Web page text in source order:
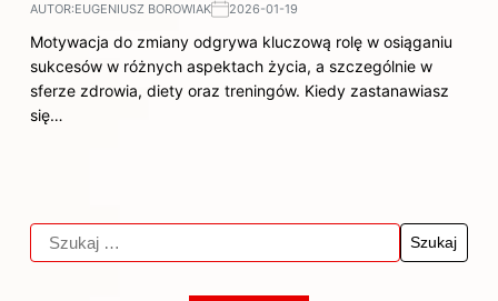
AUTOR:EUGENIUSZ BOROWIAK 2026-01-19
Motywacja do zmiany odgrywa kluczową rolę w osiąganiu
sukcesów w różnych aspektach życia, a szczególnie w
sferze zdrowia, diety oraz treningów. Kiedy zastanawiasz
się…